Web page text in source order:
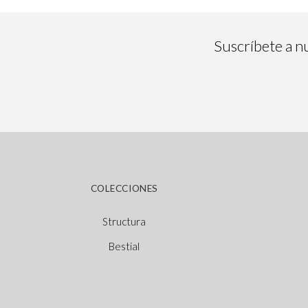
Suscríbete a
COLECCIONES
Structura
Bestial